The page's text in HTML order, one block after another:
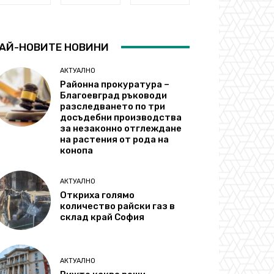
НОВИТЕ НОВИНИ
АКТУАЛНО
Районна прокуратура –
Благоевград ръководи
разследването по три
досъдебни производства
за незаконно отглеждане
на растения от рода на
конопа
АКТУАЛНО
Откриха голямо
количество райски газ в
склад край София
АКТУАЛНО